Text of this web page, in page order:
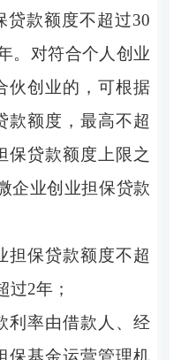
贷款额度不超过30
。对符合个人创业
伙创业的，可根据
款额度，最高不超
保贷款额度上限之
企业创业担保贷款
担保贷款额度不超
过2年；
利率由借款人、经
保基金运营管理机